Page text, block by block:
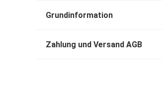
Grundinformation
Zahlung und Versand AGB